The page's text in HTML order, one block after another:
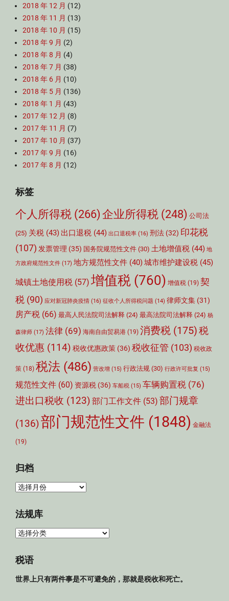
2018 年 12 月 (12)
2018 年 11 月 (13)
2018 年 10 月 (15)
2018 年 9 月 (2)
2018 年 8 月 (4)
2018 年 7 月 (38)
2018 年 6 月 (10)
2018 年 5 月 (136)
2018 年 1 月 (43)
2017 年 12 月 (8)
2017 年 11 月 (7)
2017 年 10 月 (37)
2017 年 9 月 (16)
2017 年 8 月 (12)
标签
个人所得税 (266) 企业所得税 (248) 公司法
(25) 关税 (43) 出口退税 (44) 出口退税率 (16) 刑法 (32) 印花税
(107) 发票管理 (35) 国务院规范性文件 (30) 土地增值税 (44) 地
方政府规范性文件 (17) 地方规范性文件 (40)城市维护建设税 (45)
城镇土地使用税 (57) 增值税 (760) 增值税 (19) 契
税 (90) 应对新冠肺炎疫情 (16) 征收个人所得税问题 (14) 律师文集 (31)
房产税 (66) 最高人民法院司法解释 (24) 最高法院司法解释 (24) 杨
森律师 (17) 法律 (69) 海南自由贸易港 (19) 消费税 (175)税
收优惠 (114) 税收优惠政策 (36) 税收征管 (103) 税收政
策 (18) 税法 (486) 营改增 (15) 行政法规 (30) 行政许可批复 (15)
规范性文件 (60) 资源税 (36) 车船税 (15) 车辆购置税 (76)
进出口税收 (123) 部门工作文件 (53) 部门规章
(136)部门规范性文件 (1848) 金融法
(19)
归档
归
法规库
法
库
税语
世界上只有两件事是不可避免的，那就是税收和死亡。